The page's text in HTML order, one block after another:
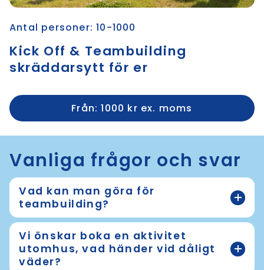
Antal personer: 10-1000
Kick Off & Teambuilding
skräddarsytt för er
Från: 1000 kr ex. moms
Vanliga frågor och svar
Vad kan man göra för
teambuilding?
Vi önskar boka en aktivitet
utomhus, vad händer vid dåligt
väder?